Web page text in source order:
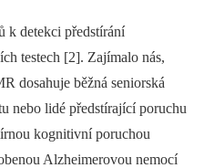
k detekci předstírání
testech [2]. Zajímalo nás,
dosahuje běžná seniorská
nebo lidé předstírající poruchu
kognitivní poruchou
Alzheimerovou nemocí